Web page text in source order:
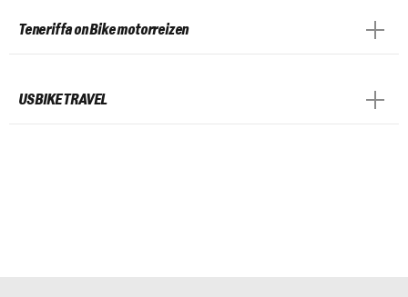
Teneriffa on Bike motorreizen
US BIKE TRAVEL